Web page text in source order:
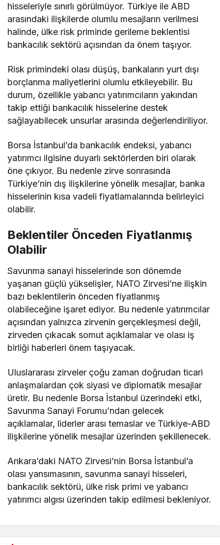
hisseleriyle sınırlı görülmüyor. Türkiye ile ABD
arasındaki ilişkilerde olumlu mesajların verilmesi
halinde, ülke risk priminde gerileme beklentisi
bankacılık sektörü açısından da önem taşıyor.
Risk primindeki olası düşüş, bankaların yurt dışı
borçlanma maliyetlerini olumlu etkileyebilir. Bu
durum, özellikle yabancı yatırımcıların yakından
takip ettiği bankacılık hisselerine destek
sağlayabilecek unsurlar arasında değerlendiriliyor.
Borsa İstanbul’da bankacılık endeksi, yabancı
yatırımcı ilgisine duyarlı sektörlerden biri olarak
öne çıkıyor. Bu nedenle zirve sonrasında
Türkiye’nin dış ilişkilerine yönelik mesajlar, banka
hisselerinin kısa vadeli fiyatlamalarında belirleyici
olabilir.
Beklentiler Önceden Fiyatlanmış
Olabilir
Savunma sanayi hisselerinde son dönemde
yaşanan güçlü yükselişler, NATO Zirvesi’ne ilişkin
bazı beklentilerin önceden fiyatlanmış
olabileceğine işaret ediyor. Bu nedenle yatırımcılar
açısından yalnızca zirvenin gerçekleşmesi değil,
zirveden çıkacak somut açıklamalar ve olası iş
birliği haberleri önem taşıyacak.
Uluslararası zirveler çoğu zaman doğrudan ticari
anlaşmalardan çok siyasi ve diplomatik mesajlar
üretir. Bu nedenle Borsa İstanbul üzerindeki etki,
Savunma Sanayi Forumu’ndan gelecek
açıklamalar, liderler arası temaslar ve Türkiye-ABD
ilişkilerine yönelik mesajlar üzerinden şekillenecek.
Ankara’daki NATO Zirvesi’nin Borsa İstanbul’a
olası yansımasının, savunma sanayi hisseleri,
bankacılık sektörü, ülke risk primi ve yabancı
yatırımcı algısı üzerinden takip edilmesi bekleniyor.